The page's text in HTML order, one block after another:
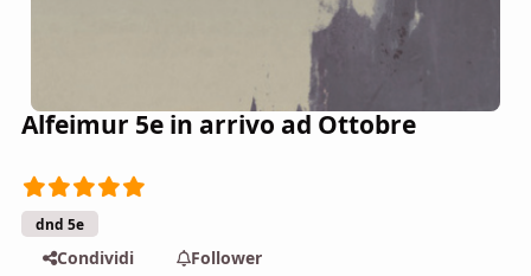
Alfeimur 5e in arrivo ad Ottobre
dnd 5e
Condividi
Follower